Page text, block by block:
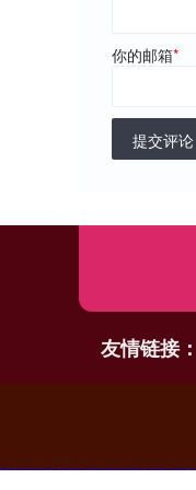
你的邮箱*
提交评论
友情链接：